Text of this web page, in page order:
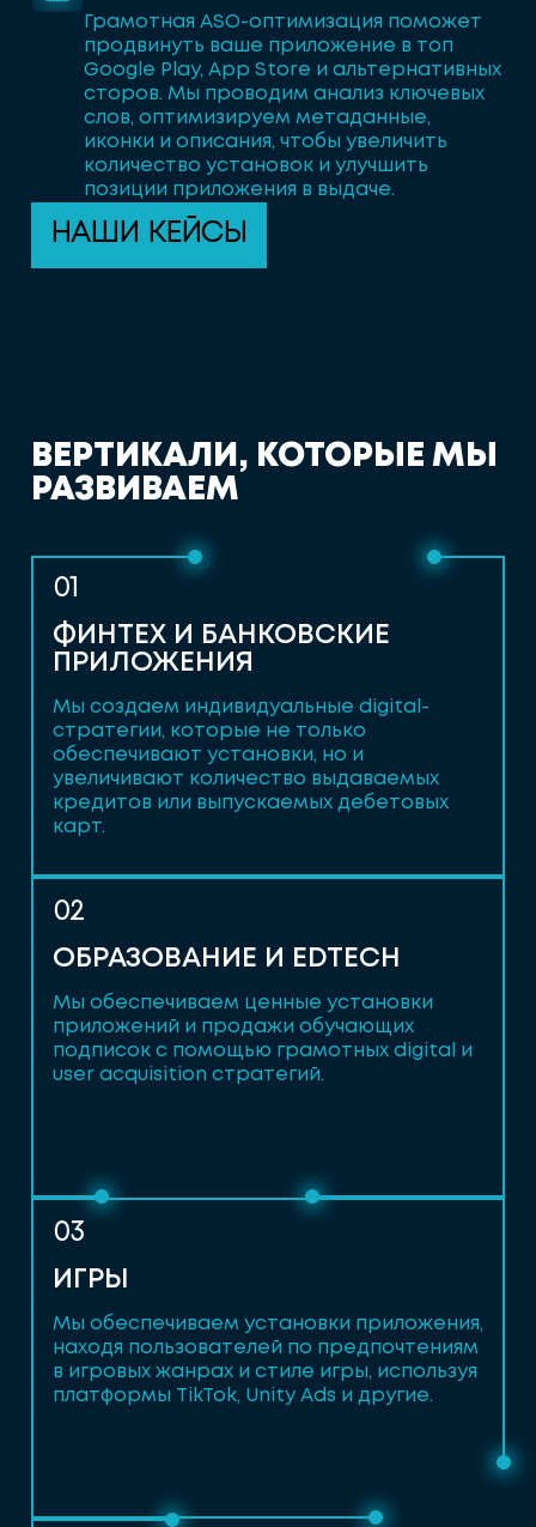
Грамотная ASO-оптимизация поможет
продвинуть ваше приложение в топ
Google Play, App Store и альтернативных
сторов. Мы проводим анализ ключевых
слов, оптимизируем метаданные,
иконки и описания, чтобы увеличить
количество установок и улучшить
позиции приложения в выдаче.
НАШИ КЕЙСЫ
ВЕ РТ И КАЛ И , КОТОРЫ Е М Ы
РАЗВИ ВАЕМ
01
ФИНТЕХ И БАНКОВСКИЕ
ПРИЛОЖЕНИЯ
Мы создаем индивидуальные digital-
стратегии, которые не только
обеспечивают установки, но и
увеличивают количество выдаваемых
кредитов или выпускаемых дебетовых
карт.
02
ОБРАЗОВАНИЕ И EDTECH
Мы обеспечиваем ценные установки
приложений и продажи обучающих
подписок с помощью грамотных digital и
user acquisition стратегий.
03
ИГРЫ
Мы обеспечиваем установки приложения,
находя пользователей по предпочтениям
в игровых жанрах и стиле игры, используя
платформы TikTok, Unity Ads и другие.